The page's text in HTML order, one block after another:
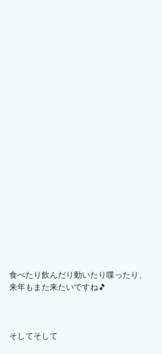
食べたり飲んだり動いたり喋ったり、
来年もまた来たいですね🎵
そしてそして